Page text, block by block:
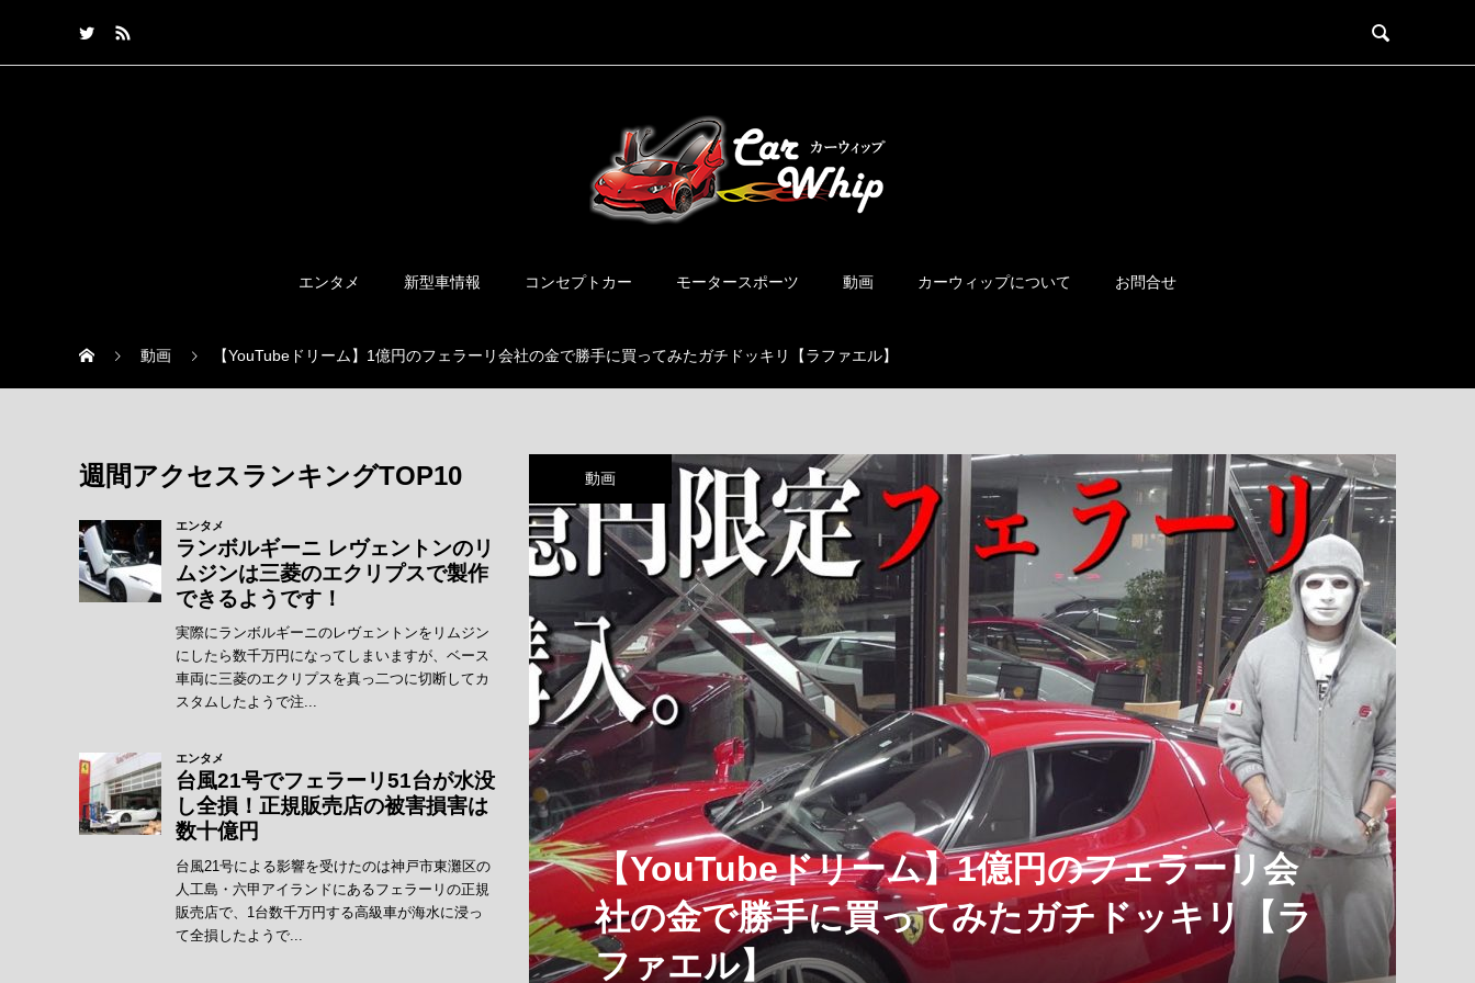

エンタメ 新型車情報 コンセプトカー モータースポーツ 動画 カーウィップについて お問合せ
動画 【YouTubeドリーム】1億円のフェラーリ会社の金で勝手に買ってみたガチドッキリ【ラファエル】
動画
【YouTubeドリーム】1億円のフェラーリ会
社の金で勝手に買ってみたガチドッキリ【ラ
ファエル】
週間アクセスランキングTOP10